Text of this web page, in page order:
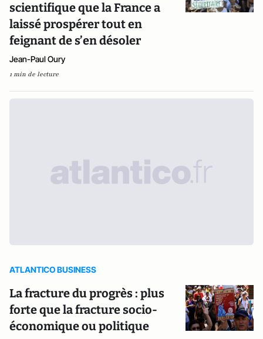
scientifique que la France a
laissé prospérer tout en
feignant de s’en désoler
Jean-Paul Oury
1 min de lecture
ATLANTICO BUSINESS
La fracture du progrès : plus
forte que la fracture socio-
économique ou politique